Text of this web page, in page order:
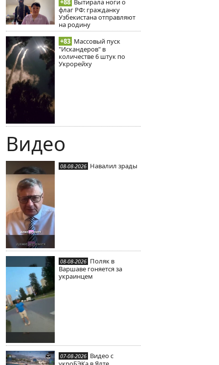
+88 Вытирала ноги о
флаг РФ: гражданку
Узбекистана отправляют
на родину
+83 Массовый пуск
"Искандеров" в
количестве 6 штук по
Укрорейху
Видео
08-08-2026 Навалил зрады
08-08-2026 Поляк в
Варшаве гоняется за
украинцем
07-08-2026 Видео с